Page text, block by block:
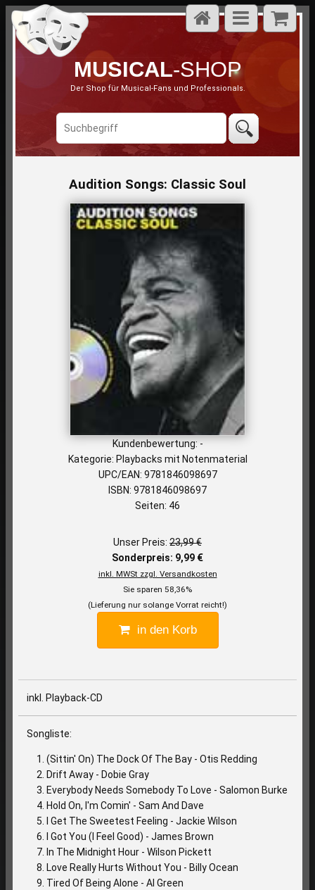
MUSICAL-SHOP
Der Shop für Musical-Fans und Professionals.
Audition Songs: Classic Soul
Kundenbewertung: -
Kategorie: Playbacks mit Notenmaterial
UPC/EAN: 9781846098697
ISBN: 9781846098697
Seiten: 46
Unser Preis: 23,99 €
Sonderpreis: 9,99 €
inkl. MWSt zzgl. Versandkosten
Sie sparen 58,36%
(Lieferung nur solange Vorrat reicht!)
in den Korb
inkl. Playback-CD
Songliste:
(Sittin' On) The Dock Of The Bay - Otis Redding
Drift Away - Dobie Gray
Everybody Needs Somebody To Love - Salomon Burke
Hold On, I'm Comin' - Sam And Dave
I Get The Sweetest Feeling - Jackie Wilson
I Got You (I Feel Good) - James Brown
In The Midnight Hour - Wilson Pickett
Love Really Hurts Without You - Billy Ocean
Tired Of Being Alone - Al Green